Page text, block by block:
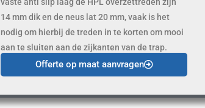
14 mm dik en de neus lat 20 mm, vaak is het
nodig om hierbij de treden in te korten om mooi
aan te sluiten aan de zijkanten van de trap.
Offerte op maat aanvragen